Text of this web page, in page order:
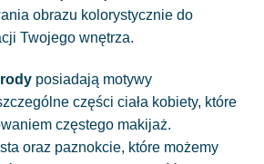
obrazu kolorystycznie do
Twojego wnętrza.
posiadają motywy
części ciała kobiety, które
częstego makijaż.
oraz paznokcie, które możemy